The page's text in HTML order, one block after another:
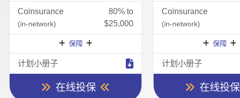
Coinsurance
(in-network)
80% to
$25,000
保障
计划小册子
在线投保
Coinsurance
(in-network)
保障
计划小册子
在线投保